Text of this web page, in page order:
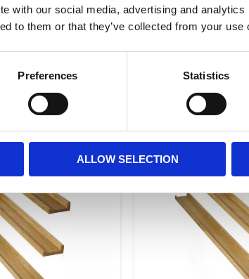
with our social media, advertising and
to them or that they’ve collected from your
Preferences Statistics
ALLOW SELECTION
RELATERADE PRODUKTER
Lägg till i favoriter